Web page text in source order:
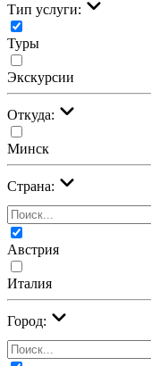
Тип услуги:
Туры
Экскурсии
Откуда:
Минск
Страна:
Австрия
Италия
Город: